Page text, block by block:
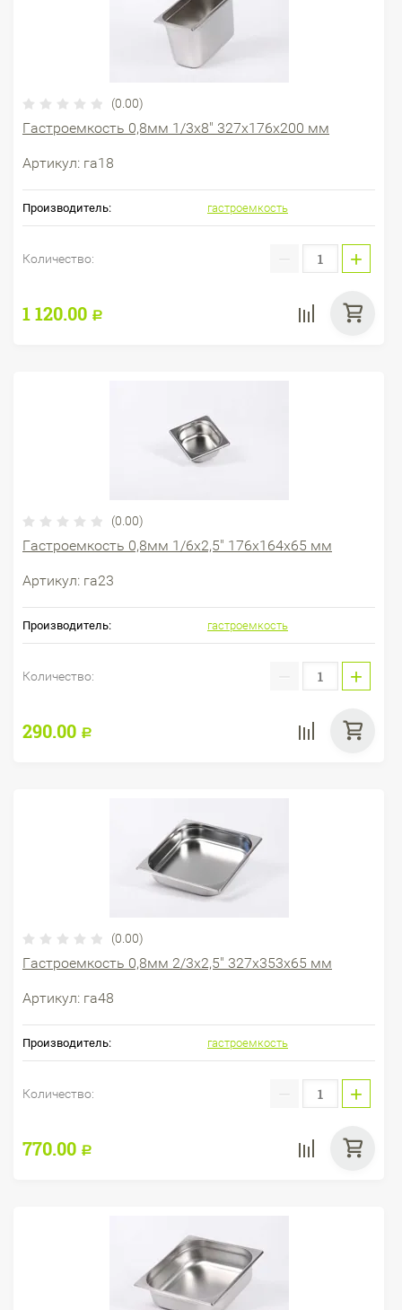
(0.00)
Гастроемкость 0,8мм 1/3х8" 327х176х200 мм
Артикул: га18
Производитель: гастроемкость
Количество: +
1 120.00 Р
(0.00)
Гастроемкость 0,8мм 1/6х2,5" 176х164х65 мм
Артикул: га23
Производитель: гастроемкость
Количество: +
290.00 Р
(0.00)
Гастроемкость 0,8мм 2/3х2,5" 327х353х65 мм
Артикул: га48
Производитель: гастроемкость
Количество: +
770.00 Р